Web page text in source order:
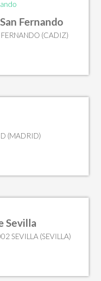
Fernando
(CADIZ)
(MADRID)
Sevilla
SEVILLA (SEVILLA)